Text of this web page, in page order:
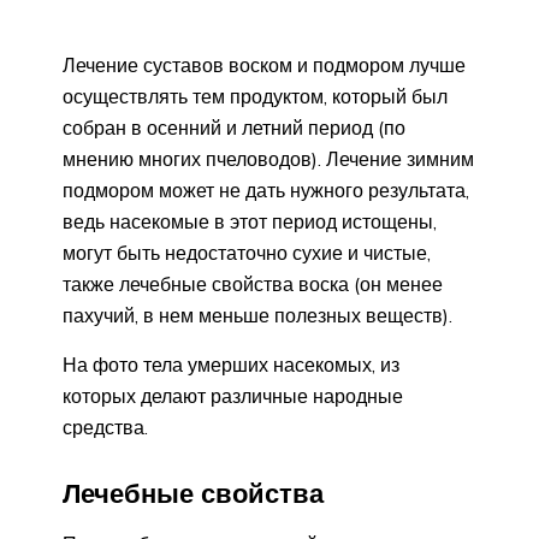
Лечение суставов воском и подмором лучше
осуществлять тем продуктом, который был
собран в осенний и летний период (по
мнению многих пчеловодов). Лечение зимним
подмором может не дать нужного результата,
ведь насекомые в этот период истощены,
могут быть недостаточно сухие и чистые,
также лечебные свойства воска (он менее
пахучий, в нем меньше полезных веществ).
На фото тела умерших насекомых, из
которых делают различные народные
средства.
Лечебные свойства